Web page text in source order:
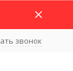
звонок